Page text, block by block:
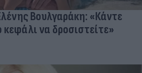
Βουλγαράκη: «Κάντε
να δροσιστείτε»